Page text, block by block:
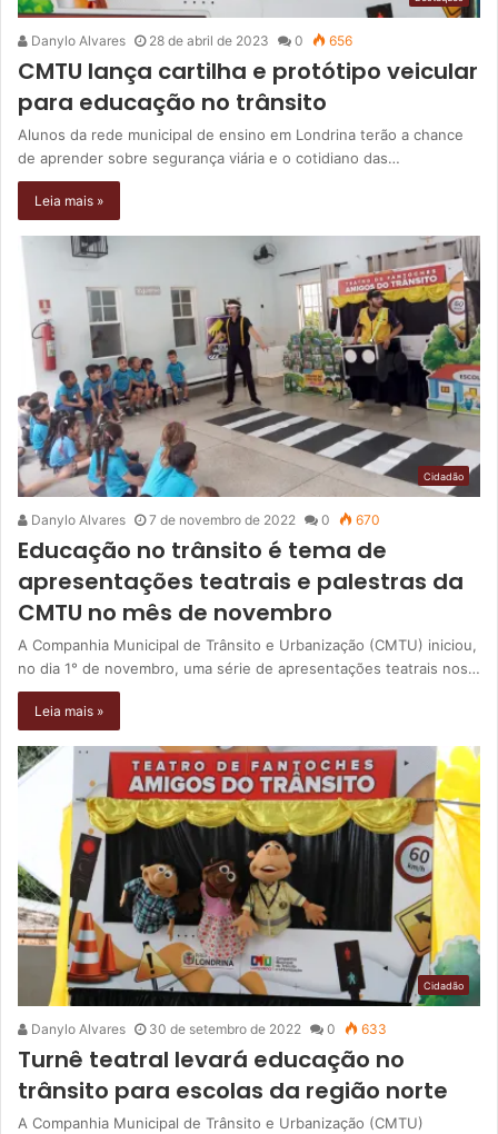
Danylo Alvares 28 de abril de 2023 0 656
CMTU lança cartilha e protótipo veicular
para educação no trânsito
Alunos da rede municipal de ensino em Londrina terão a chance
de aprender sobre segurança viária e o cotidiano das…
Leia mais »
Cidadão
Danylo Alvares 7 de novembro de 2022 0 670
Educação no trânsito é tema de
apresentações teatrais e palestras da
CMTU no mês de novembro
A Companhia Municipal de Trânsito e Urbanização (CMTU) iniciou,
no dia 1° de novembro, uma série de apresentações teatrais nos…
Leia mais »
Cidadão
Danylo Alvares 30 de setembro de 2022 0 633
Turnê teatral levará educação no
trânsito para escolas da região norte
A Companhia Municipal de Trânsito e Urbanização (CMTU)